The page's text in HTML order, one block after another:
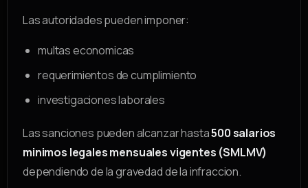
Las autoridades pueden imponer:
multas economicas
requerimientos de cumplimiento
investigaciones laborales
Las sanciones pueden alcanzar hasta500 salarios
minimos legales mensuales vigentes (SMLMV)
dependiendo de la gravedad de la infraccion.